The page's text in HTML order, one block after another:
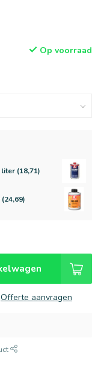
Op voorraad
(18,71)
Offerte aanvragen